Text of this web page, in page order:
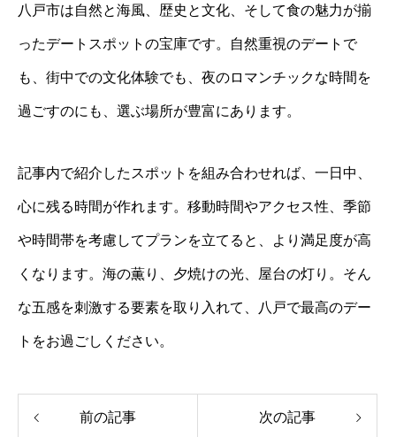
八戸市は自然と海風、歴史と文化、そして食の魅力が揃
ったデートスポットの宝庫です。自然重視のデートで
も、街中での文化体験でも、夜のロマンチックな時間を
過ごすのにも、選ぶ場所が豊富にあります。
記事内で紹介したスポットを組み合わせれば、一日中、
心に残る時間が作れます。移動時間やアクセス性、季節
や時間帯を考慮してプランを立てると、より満足度が高
くなります。海の薫り、夕焼けの光、屋台の灯り。そん
な五感を刺激する要素を取り入れて、八戸で最高のデー
トをお過ごしください。
前の記事 次の記事